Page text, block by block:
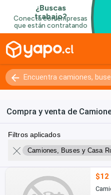
Compra y venta de
Filtros aplicados
Camiones, Buses y Casa
$12